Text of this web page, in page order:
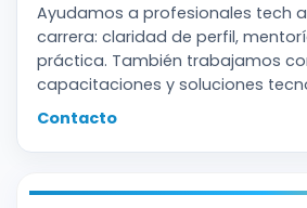
Ayudamos a profesionales tech
carrera: claridad de perfil,
práctica. También trabajamos
capacitaciones y soluciones
Contacto